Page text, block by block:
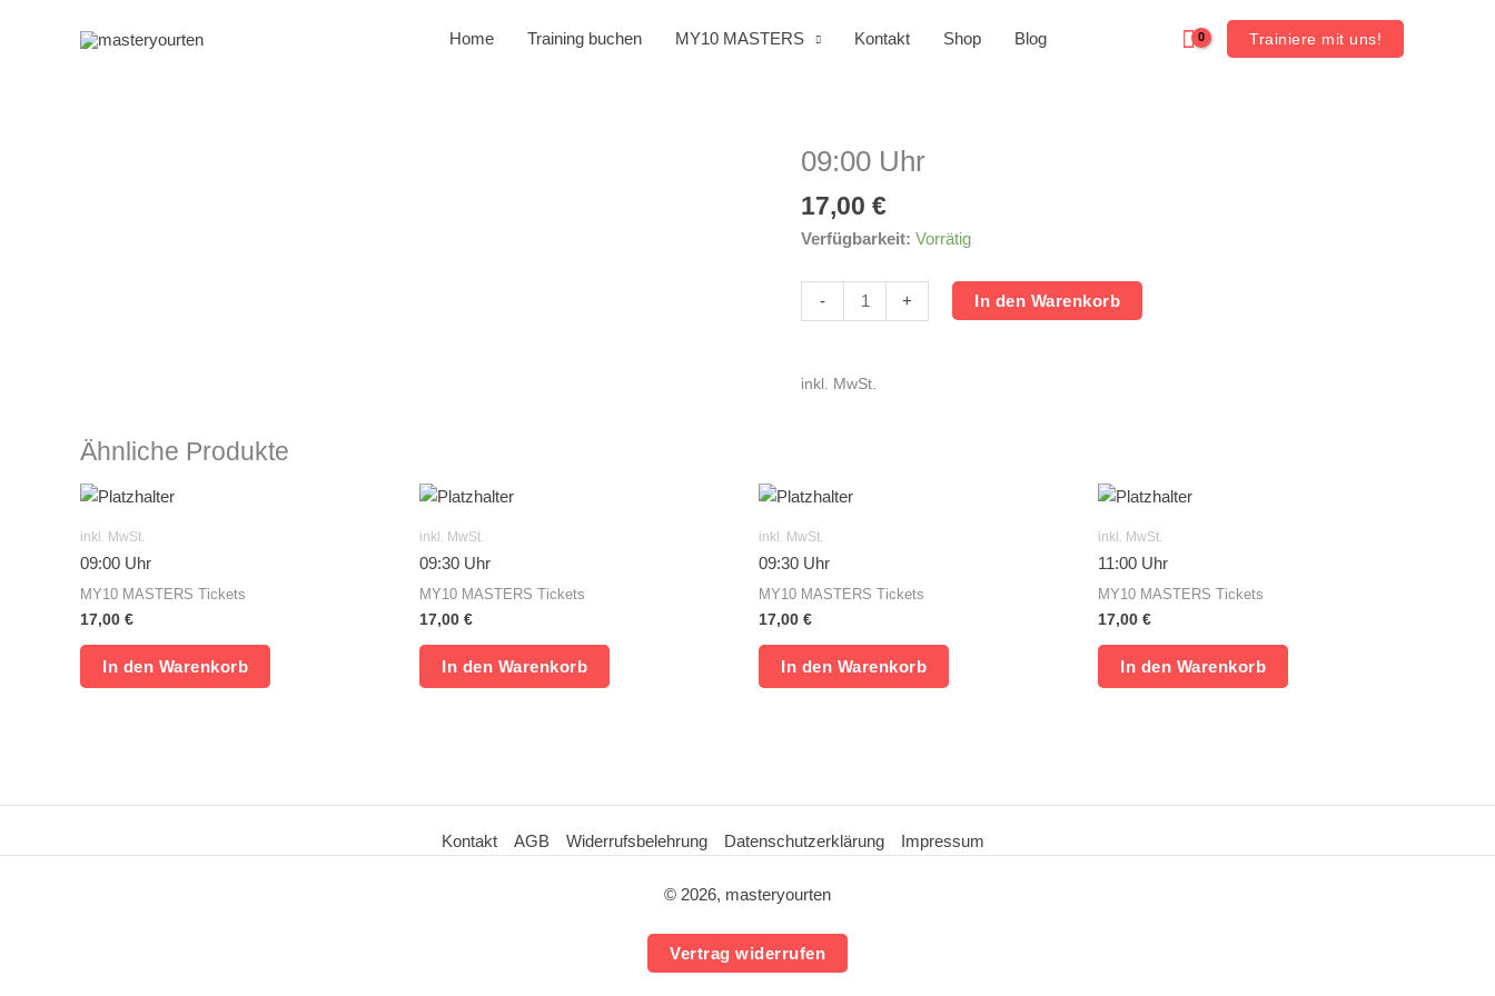
Home Training buchen MY10 MASTERS Kontakt Shop Blog Trainiere mit uns!
09:00 Uhr
17,00 €
Verfügbarkeit: Vorrätig
-
09:00
Menge
+ In den Warenkorb
inkl. MwSt.
Ähnliche Produkte
inkl. MwSt.
09:00 Uhr
MY10 MASTERS Tickets
17,00 €
In den Warenkorb
inkl. MwSt.
09:30 Uhr
MY10 MASTERS Tickets
17,00 €
In den Warenkorb
inkl. MwSt.
09:30 Uhr
MY10 MASTERS Tickets
17,00 €
In den Warenkorb
inkl. MwSt.
11:00 Uhr
MY10 MASTERS Tickets
17,00 €
In den Warenkorb
Kontakt AGB Widerrufsbelehrung Datenschutzerklärung Impressum
© 2026, masteryourten
Vertrag widerrufen